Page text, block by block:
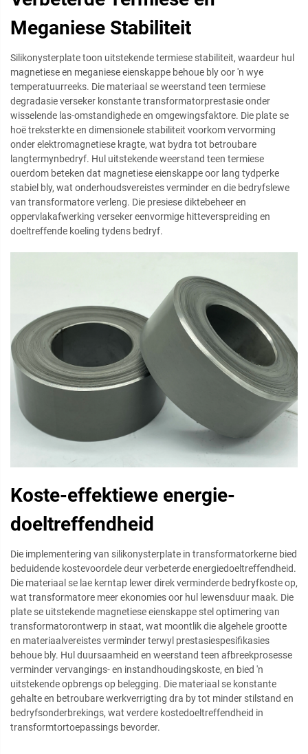
Meganiese Stabiliteit
Silikonysterplate toon uitstekende termiese stabiliteit, waardeur hul
magnetiese en meganiese eienskappe behoue bly oor 'n wye
temperatuurreeks. Die materiaal se weerstand teen termiese
degradasie verseker konstante transformatorprestasie onder
wisselende las-omstandighede en omgewingsfaktore. Die plate se
hoë treksterkte en dimensionele stabiliteit voorkom vervorming
onder elektromagnetiese kragte, wat bydra tot betroubare
langtermynbedryf. Hul uitstekende weerstand teen termiese
ouerdom beteken dat magnetiese eienskappe oor lang tydperke
stabiel bly, wat onderhoudsvereistes verminder en die bedryfslewe
van transformatore verleng. Die presiese diktebeheer en
oppervlakafwerking verseker eenvormige hitteverspreiding en
doeltreffende koeling tydens bedryf.
Koste-effektiewe energie-
doeltreffendheid
Die implementering van silikonysterplate in transformatorkerne bied
beduidende kostevoordele deur verbeterde energiedoeltreffendheid.
Die materiaal se lae kerntap lewer direk verminderde bedryfkoste op,
wat transformatore meer ekonomies oor hul lewensduur maak. Die
plate se uitstekende magnetiese eienskappe stel optimering van
transformatorontwerp in staat, wat moontlik die algehele grootte
en materiaalvereistes verminder terwyl prestasiespesifikasies
behoue bly. Hul duursaamheid en weerstand teen afbreekprosesse
verminder vervangings- en instandhoudingskoste, en bied 'n
uitstekende opbrengs op belegging. Die materiaal se konstante
gehalte en betroubare werkverrigting dra by tot minder stilstand en
bedryfsonderbrekings, wat verdere kostedoeltreffendheid in
transformtortoepassings bevorder.